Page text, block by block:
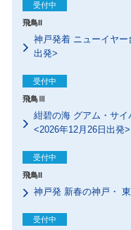
飛鳥II
受付中
神戸発着 ニューイヤー
出発>
飛鳥Ⅲ
受付中
紺碧の海 グアム・サ
<2026年12月26日出発>
飛鳥II
受付中
神戸発 新春の神戸・
受付中